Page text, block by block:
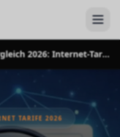
DSL & Glasfaser Vergleich 2026: Internet-Tarife im Vergleich
TARIFE 2026